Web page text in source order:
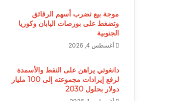
موجة بيع تضرب أسهم الرقائق
وتضغط على بورصات اليابان وكوريا
الجنوبية
أغسطس 4, 2026
دانغوتي يراهن على النفط والأسمدة
لرفع إيرادات مجموعته إلى 100 مليار
دولار بحلول 2030